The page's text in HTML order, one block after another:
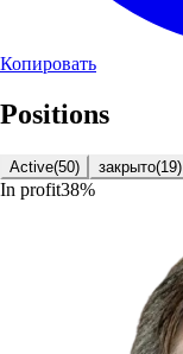
Копировать
Positions
Active(50) закрыто(19)
In profit38%